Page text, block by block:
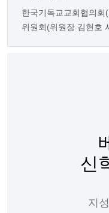
한국기독교교회협의회
위원회(위원장 김현호
신
지